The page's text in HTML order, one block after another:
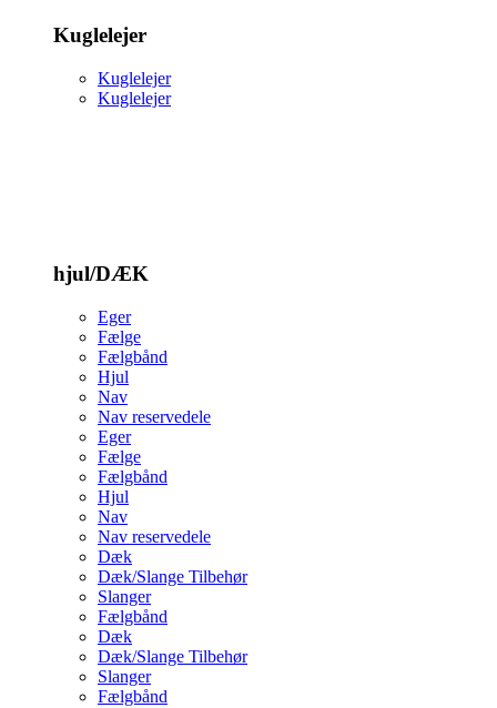
Kuglelejer
Kuglelejer
Kuglelejer
hjul/DÆK
Eger
Fælge
Fælgbånd
Hjul
Nav
Nav reservedele
Eger
Fælge
Fælgbånd
Hjul
Nav
Nav reservedele
Dæk
Dæk/Slange Tilbehør
Slanger
Fælgbånd
Dæk
Dæk/Slange Tilbehør
Slanger
Fælgbånd